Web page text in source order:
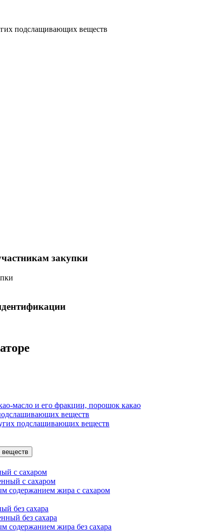
подслащивающих веществ
закупки
масло и его фракции, порошок какао
веществ
подслащивающих веществ
веществ
с сахаром
с сахаром
содержанием жира с сахаром
без сахара
без сахара
содержанием жира без сахара